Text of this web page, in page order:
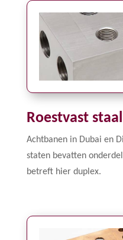
Roestvast staal
Achtbanen in Dubai en
staten bevatten
betreft hier duplex.